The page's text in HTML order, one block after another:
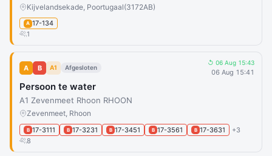
Kijvelandsekade, Poortugaal(3172AB)
A 17-134
1
A B A1 Afgesloten
↺ 06 Aug 15:43
06 Aug 15:41
Persoon te water
A1 Zevenmeet Rhoon RHOON
Zevenmeet, Rhoon
B 17-3111 B 17-3231 B 17-3451 B 17-3561 B 17-3631
+3
8